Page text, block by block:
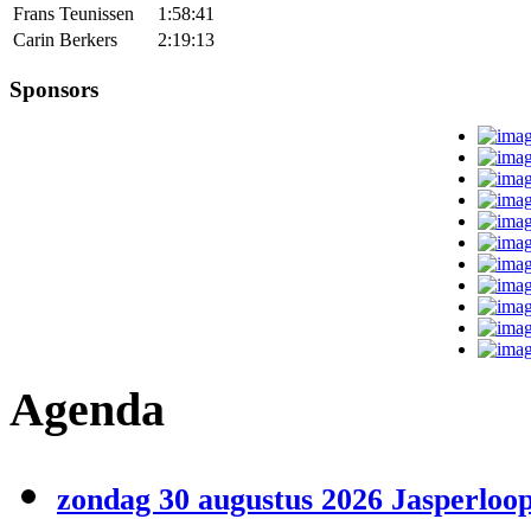
Frans Teunissen
1:58:41
Carin Berkers
2:19:13
Sponsors
Agenda
zondag 30 augustus 2026